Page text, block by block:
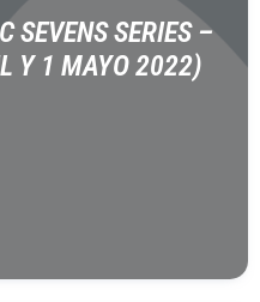
SEVENS SERIES –
Y 1 MAYO 2022)